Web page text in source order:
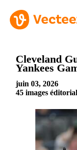
Cleveland
Yankees
juin 03, 2026
45 images